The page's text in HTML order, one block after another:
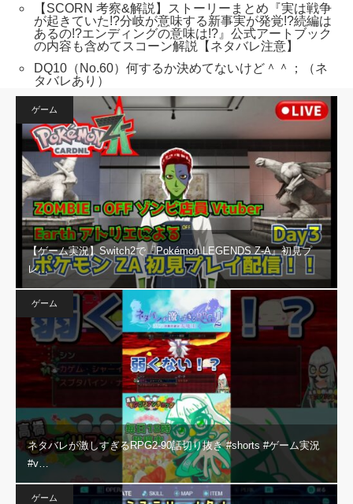
【SCORN 考察&解説】ストーリーまとめ『実は戦争
が起きていた!?分岐が意味する新事実が発覚!?続編は
あるの!?エンディングの意味は!?』公式アートブック
の内容も含めてスコーン解説【ネタバレ注意】
DQ10（No.60）何するか決めてないけど＾＾；（ネ
タバレあり）
ゲーム
【ゲーム実況】Switch2で『Pokémon LEGENDS Z-A』初見プ
レ…
ゲーム
ネタバレが激しすぎるRPG2-90話切り抜き #shorts #ゲーム実況
#v…
ゲーム